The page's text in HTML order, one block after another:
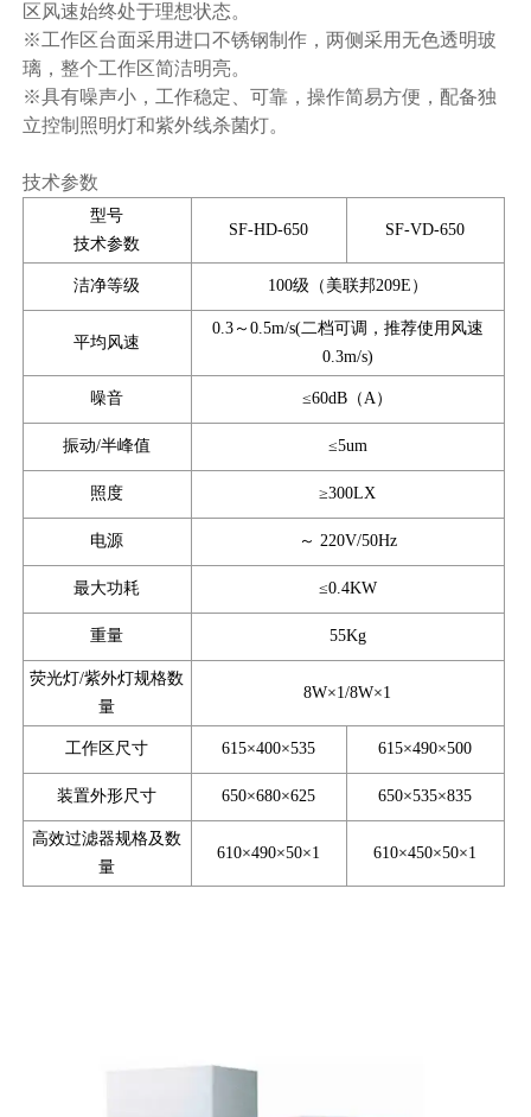
区风速始终处于理想状态。
※工作区台面采用进口不锈钢制作，两侧采用无色透明玻
璃，整个工作区简洁明亮。
※具有噪声小，工作稳定、可靠，操作简易方便，配备独
立控制照明灯和紫外线杀菌灯。
技术参数
型号
技术参数
SF-HD-650 SF-VD-650
洁净等级 100级（美联邦209E）
平均风速
0.3～0.5m/s(二档可调，推荐使用风速
0.3m/s)
噪音 ≤60dB（A）
振动/半峰值 ≤5um
照度 ≥300LX
电源 ～ 220V/50Hz
最大功耗 ≤0.4KW
重量 55Kg
荧光灯/紫外灯规格数
量
8W×1/8W×1
工作区尺寸 615×400×535 615×490×500
装置外形尺寸 650×680×625 650×535×835
高效过滤器规格及数
量
610×490×50×1 610×450×50×1